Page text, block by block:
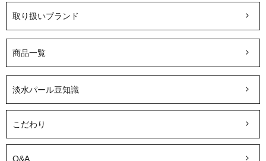
取り扱いブランド
商品一覧
淡水パール豆知識
こだわり
Q&A